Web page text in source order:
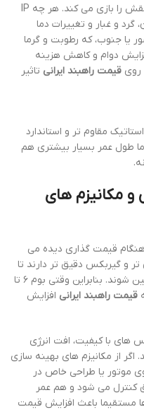
هم دقیقا همین نقش را بازی می کند. هر چه IP
گرد و غبار و تغییرات دما
یا جنوب، که رطوبت و گرما
افزایش دوام و کاهش هزینه
روی قیمت راهبند ایرانی تاثیر
مقاوم تر و استاندارد
طول عمر بسیار بیشتری هم
و مکانیزم های
قیمت گذاری دیده می
و گیربکس دقیق تر دارند تا
بدون لرزش و با بالانس مناسب بالا و پایین شوند. بنابراین وقتی بوم ۶ تا
قیمت راهبند ایرانی افزایش
با کیفیت، افت انرژی
از مکانیزم های بهینه سازی
موتور یا طراحی خاص در
کنترل می شود و هم عمر
مستقیما باعث افزایش قیمت